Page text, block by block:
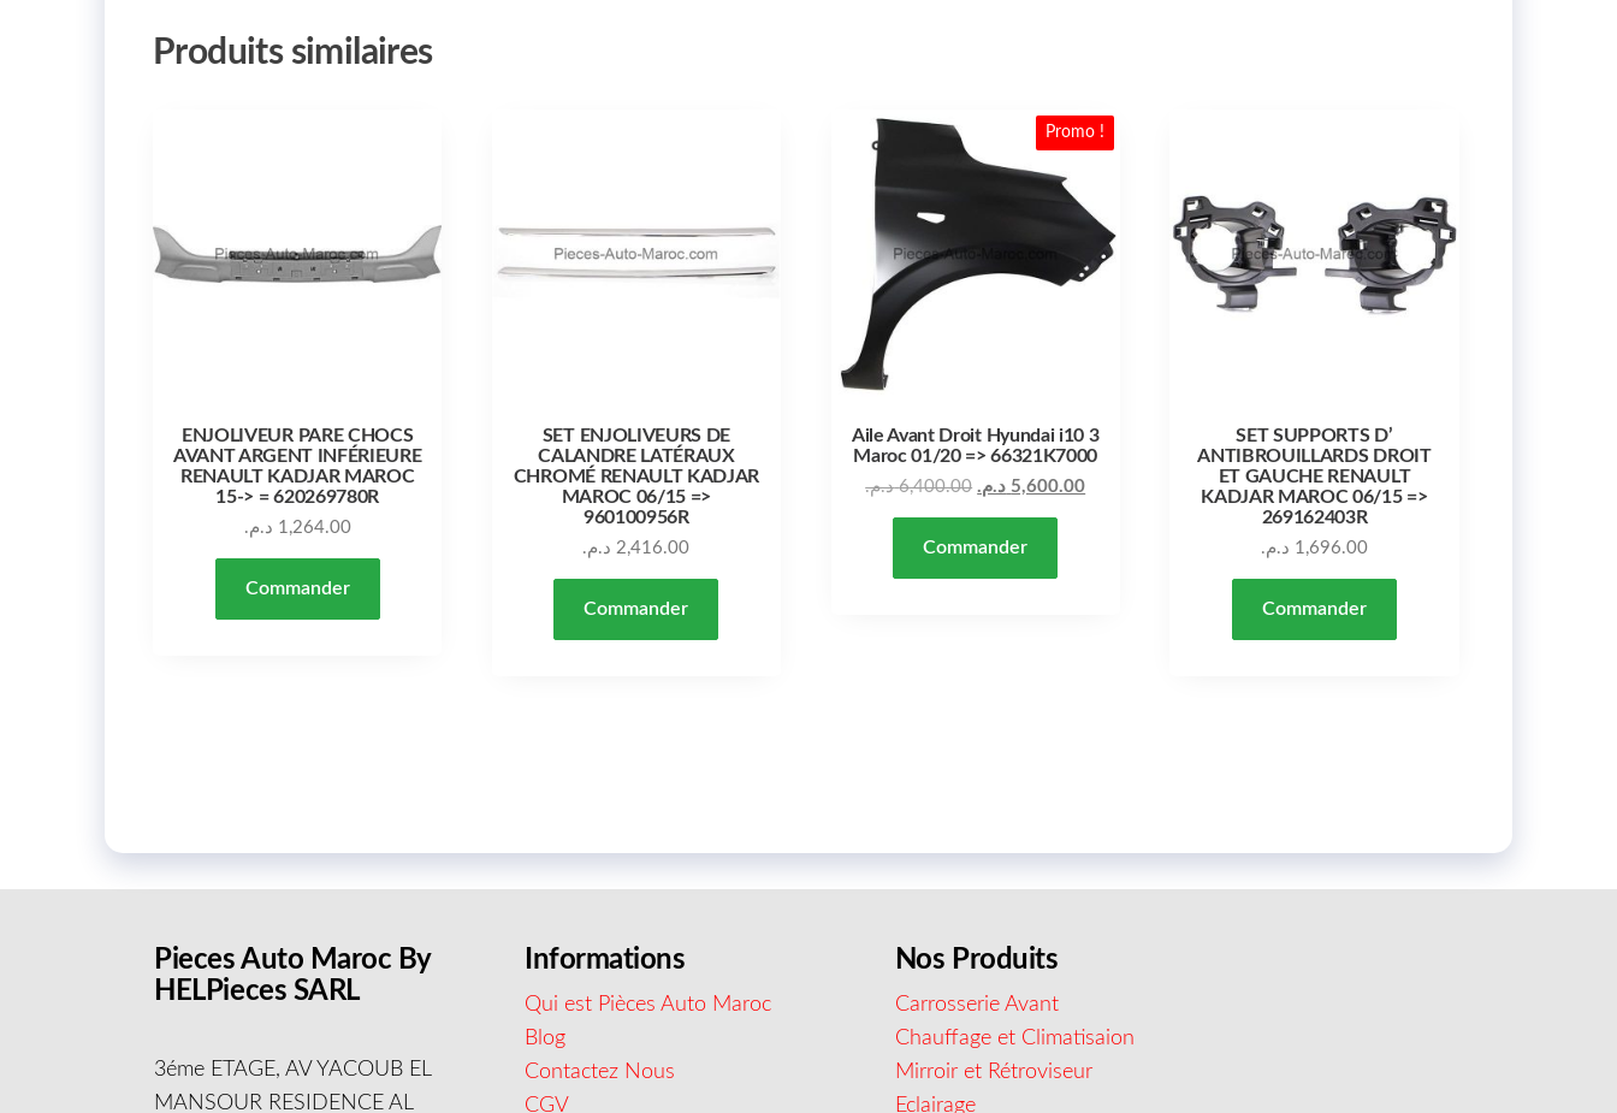
Produits similaires
ENJOLIVEUR PARE CHOCS
AVANT ARGENT INFÉRIEURE
RENAULT KADJAR MAROC
15-> = 620269780R
1,264.00 د.م.
Commander
SET ENJOLIVEURS DE
CALANDRE LATÉRAUX
CHROMÉ RENAULT KADJAR
MAROC 06/15 =>
960100956R
2,416.00 د.م.
Commander
Promo !
Aile Avant Droit Hyundai i10 3
Maroc 01/20 => 66321K7000
6,400.00 د.م. Le prix initial était : 6,400.00 د.م.. 5,600.00 د.م. Le prix actuel est : 5,600.00 د.م..
Commander
SET SUPPORTS D’
ANTIBROUILLARDS DROIT
ET GAUCHE RENAULT
KADJAR MAROC 06/15 =>
269162403R
1,696.00 د.م.
Commander
Pieces Auto Maroc By
HELPieces SARL
3éme ETAGE, AV YACOUB EL
MANSOUR RESIDENCE AL
Informations
Qui est Pièces Auto Maroc
Blog
Contactez Nous
CGV
Nos Produits
Carrosserie Avant
Chauffage et Climatisaion
Mirroir et Rétroviseur
Eclairage